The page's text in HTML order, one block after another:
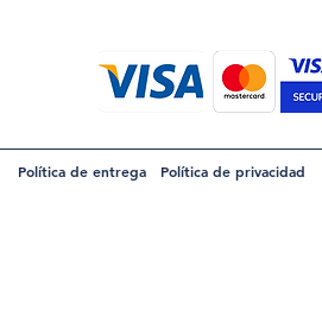
Política de entrega Política de privacidad